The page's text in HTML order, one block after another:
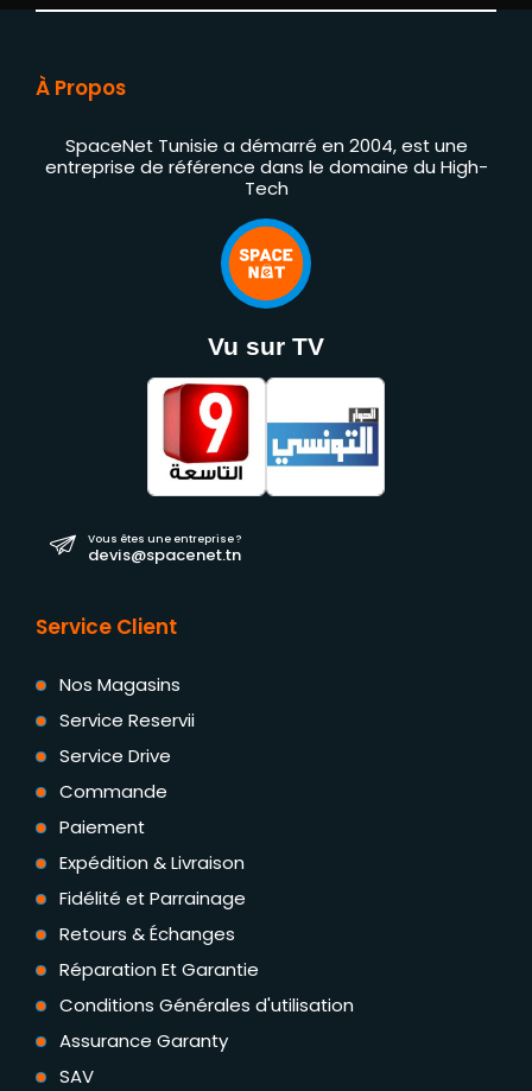
À Propos
SpaceNet Tunisie a démarré en 2004, est une
entreprise de référence dans le domaine du High-
Tech
Vu sur TV
Vous êtes une entreprise ?
devis@spacenet.tn
Service Client
Nos Magasins
Service Reservii
Service Drive
Commande
Paiement
Expédition & Livraison
Fidélité et Parrainage
Retours & Échanges
Réparation Et Garantie
Conditions Générales d'utilisation
Assurance Garanty
SAV